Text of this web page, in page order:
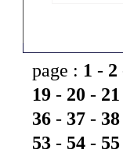
page : 1 - 2
19 - 20 - 21
36 - 37 - 38
53 - 54 - 55